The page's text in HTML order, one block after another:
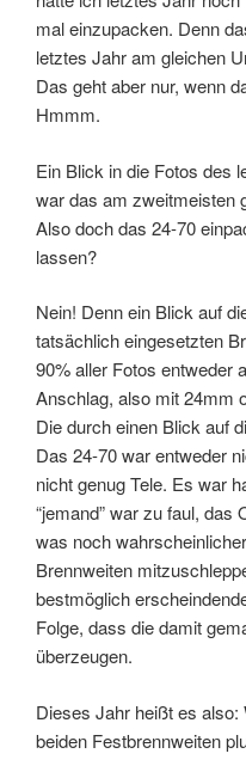
mal einzupacken. Denn
letztes Jahr am gleichen
Das geht aber nur, wenn
Hmmm.
Ein Blick in die Fotos des
war das am zweitmeisten
Also doch das 24-70
lassen?
Nein! Denn ein Blick auf
tatsächlich eingesetzten
90% aller Fotos entweder
Anschlag, also mit 24mm
Die durch einen Blick auf
Das 24-70 war entweder
nicht genug Tele. Es war
“jemand” war zu faul,
was noch
Brennweiten
bestmöglich
Folge, dass die damit
überzeugen.
Dieses Jahr heißt es
beiden Festbrennweiten